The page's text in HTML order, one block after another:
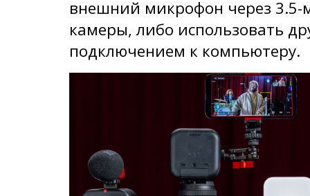
внешний микрофон через 3.5-
камеры, либо использовать
подключением к компьютеру.